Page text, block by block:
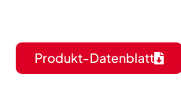
Produkt-Datenblatt